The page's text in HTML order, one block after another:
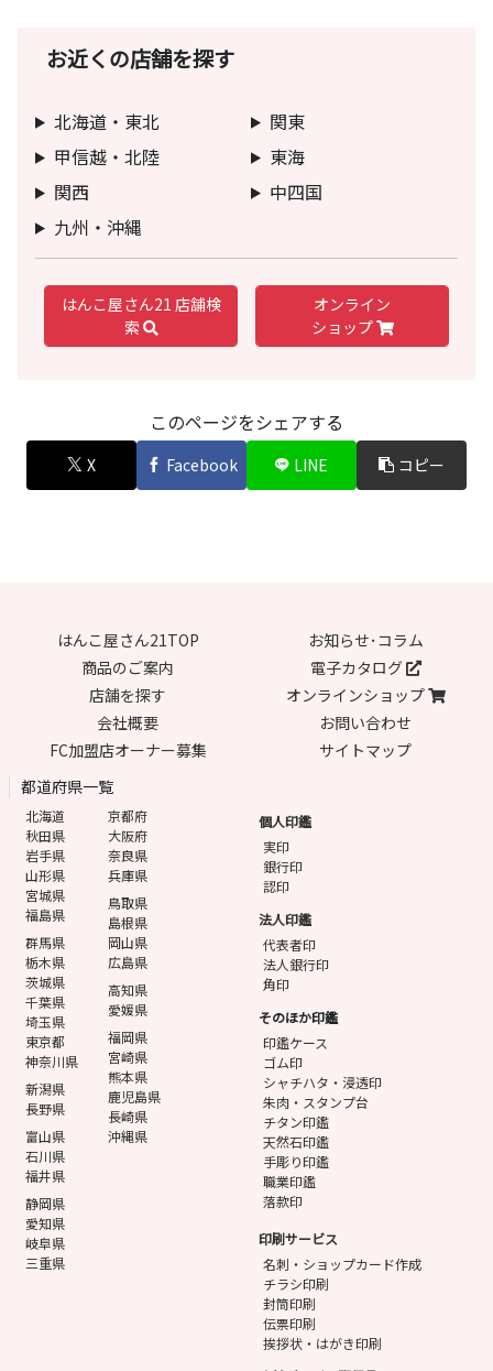
お近くの店舗を探す
北海道・東北
関東
甲信越・北陸
東海
関西
中四国
九州・沖縄
はんこ屋さん21 店舗検
索
オンライン
ショップ
このページをシェアする
X Facebook LINE コピー
はんこ屋さん21TOP
お知らせ･コラム
商品のご案内
電子カタログ
店舗を探す
オンラインショップ
会社概要
お問い合わせ
FC加盟店オーナー募集
サイトマップ
都道府県一覧
北海道
秋田県
岩手県
山形県
宮城県
福島県
群馬県
栃木県
茨城県
千葉県
埼玉県
東京都
神奈川県
新潟県
長野県
富山県
石川県
福井県
静岡県
愛知県
岐阜県
三重県
京都府
大阪府
奈良県
兵庫県
鳥取県
島根県
岡山県
広島県
高知県
愛媛県
福岡県
宮崎県
熊本県
鹿児島県
長崎県
沖縄県
個人印鑑
実印
銀行印
認印
法人印鑑
代表者印
法人銀行印
角印
そのほか印鑑
印鑑ケース
ゴム印
シャチハタ・浸透印
朱肉・スタンプ台
チタン印鑑
天然石印鑑
手彫り印鑑
職業印鑑
落款印
印刷サービス
名刺・ショップカード作成
チラシ印刷
封筒印刷
伝票印刷
挨拶状・はがき印刷